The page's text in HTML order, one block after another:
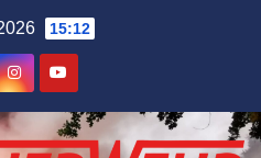
15:12